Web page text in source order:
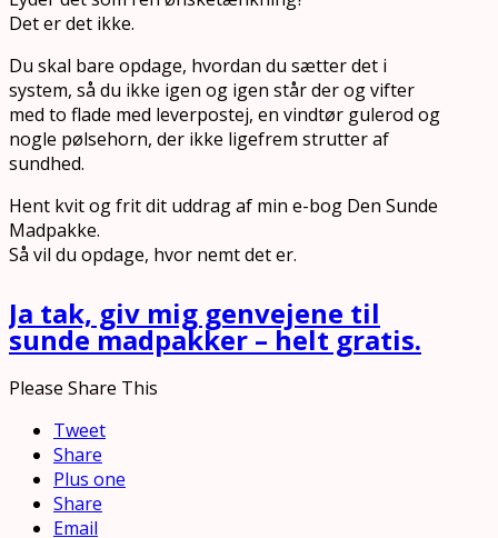
Det er det ikke.
Du skal bare opdage, hvordan du sætter det i
system, så du ikke igen og igen står der og vifter
med to flade med leverpostej, en vindtør gulerod og
nogle pølsehorn, der ikke ligefrem strutter af
sundhed.
Hent kvit og frit dit uddrag af min e-bog Den Sunde
Madpakke.
Så vil du opdage, hvor nemt det er.
Ja tak, giv mig genvejene til
sunde madpakker – helt gratis.
Please Share This
Tweet
Share
Plus one
Share
Email